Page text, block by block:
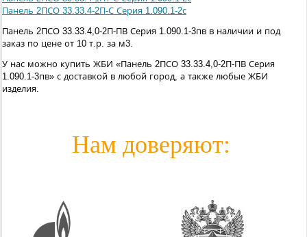
Панель 2ПСО 33.33.4-2П-С Серия 1.090.1-2с
Панель 2ПСО 33.33.4,0-2П-ПВ Серия 1.090.1-3пв в наличии и под
заказ по цене от 10 т.р. за м3.
У нас можно купить ЖБИ «Панель 2ПСО 33.33.4,0-2П-ПВ Серия
1.090.1-3пв» с доставкой в любой город, а также любые ЖБИ
изделия.
Нам доверяют: